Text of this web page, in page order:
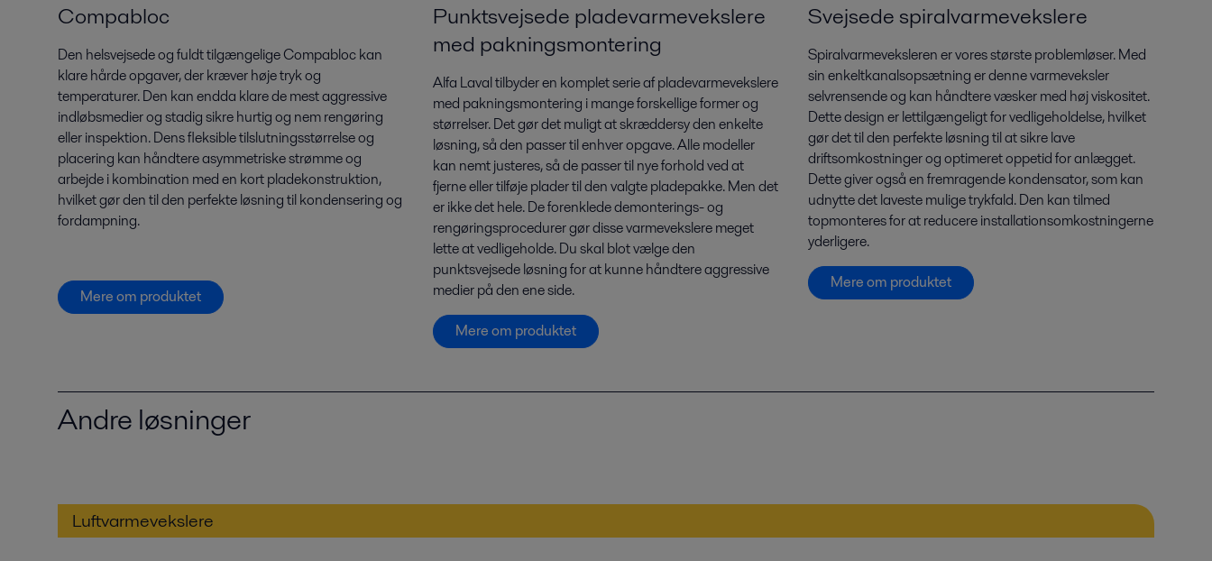
Compabloc
Den helsvejsede og fuldt tilgængelige Compabloc kan
klare hårde opgaver, der kræver høje tryk og
temperaturer. Den kan endda klare de mest aggressive
indløbsmedier og stadig sikre hurtig og nem rengøring
eller inspektion. Dens fleksible tilslutningsstørrelse og
placering kan håndtere asymmetriske strømme og
arbejde i kombination med en kort pladekonstruktion,
hvilket gør den til den perfekte løsning til kondensering og
fordampning.
Mere om produktet
Punktsvejsede pladevarmevekslere
med pakningsmontering
Alfa Laval tilbyder en komplet serie af pladevarmevekslere
med pakningsmontering i mange forskellige former og
størrelser. Det gør det muligt at skræddersy den enkelte
løsning, så den passer til enhver opgave. Alle modeller
kan nemt justeres, så de passer til nye forhold ved at
fjerne eller tilføje plader til den valgte pladepakke. Men det
er ikke det hele. De forenklede demonterings- og
rengøringsprocedurer gør disse varmevekslere meget
lette at vedligeholde. Du skal blot vælge den
punktsvejsede løsning for at kunne håndtere aggressive
medier på den ene side.
Mere om produktet
Svejsede spiralvarmevekslere
Spiralvarmeveksleren er vores største problemløser. Med
sin enkeltkanalsopsætning er denne varmeveksler
selvrensende og kan håndtere væsker med høj viskositet.
Dette design er lettilgængeligt for vedligeholdelse, hvilket
gør det til den perfekte løsning til at sikre lave
driftsomkostninger og optimeret oppetid for anlægget.
Dette giver også en fremragende kondensator, som kan
udnytte det laveste mulige trykfald. Den kan tilmed
topmonteres for at reducere installationsomkostningerne
yderligere.
Mere om produktet
Andre løsninger
Luftvarmevekslere